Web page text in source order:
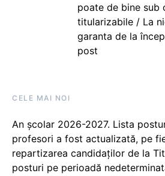
poate de bine sub
titularizabile / La
garanta de la
post
CELE MAI NOI
An școlar 2026-2027. Lista
profesori a fost actualizată, pe
repartizarea candidaților de la
posturi pe perioadă